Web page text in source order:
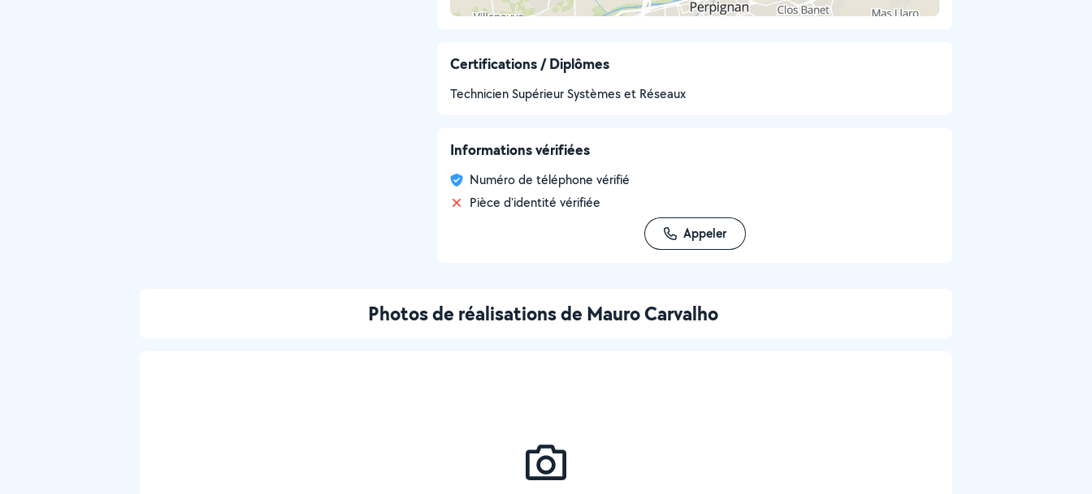
Certifications / Diplômes
Technicien Supérieur Systèmes et Réseaux
Informations vérifiées
Numéro de téléphone vérifié
Pièce d'identité vérifiée
Appeler
Photos de réalisations de Mauro Carvalho